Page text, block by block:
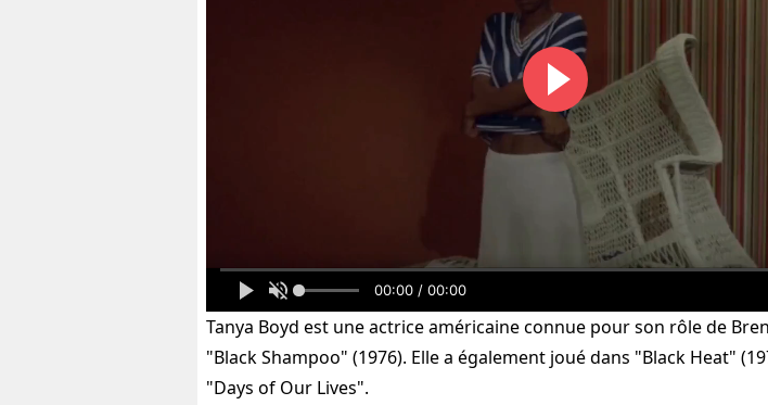
00:00 / 00:00
Tanya Boyd est une actrice américaine connue pour son rôle de
"Black Shampoo" (1976). Elle a également joué dans "Black Heat"
"Days of Our Lives".